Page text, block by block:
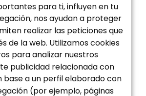
Política de privacidad
para ti, influyen en tu
nos ayudan a proteger
realizar las peticiones que
de la web. Utilizamos cookies
para analizar nuestros
publicidad relacionada con
base a un perfil elaborado con
(por ejemplo, páginas